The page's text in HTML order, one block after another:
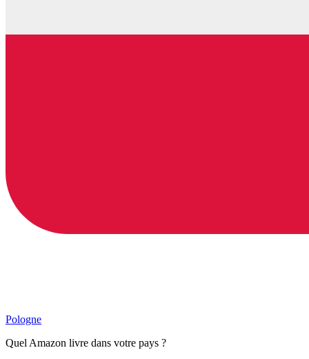
Pologne
Quel Amazon livre dans votre pays ?